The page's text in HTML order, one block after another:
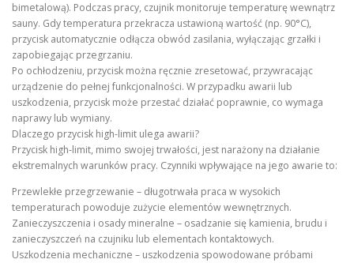
bimetalową). Podczas pracy, czujnik monitoruje temperaturę wewnątrz
sauny. Gdy temperatura przekracza ustawioną wartość (np. 90°C),
przycisk automatycznie odłącza obwód zasilania, wyłączając grzałki i
zapobiegając przegrzaniu.
Po ochłodzeniu, przycisk można ręcznie zresetować, przywracając
urządzenie do pełnej funkcjonalności. W przypadku awarii lub
uszkodzenia, przycisk może przestać działać poprawnie, co wymaga
naprawy lub wymiany.
Dlaczego przycisk high-limit ulega awarii?
Przycisk high-limit, mimo swojej trwałości, jest narażony na działanie
ekstremalnych warunków pracy. Czynniki wpływające na jego awarie to:
Przewlekłe przegrzewanie – długotrwała praca w wysokich
temperaturach powoduje zużycie elementów wewnętrznych.
Zanieczyszczenia i osady mineralne – osadzanie się kamienia, brudu i
zanieczyszczeń na czujniku lub elementach kontaktowych.
Uszkodzenia mechaniczne – uszkodzenia spowodowane próbami